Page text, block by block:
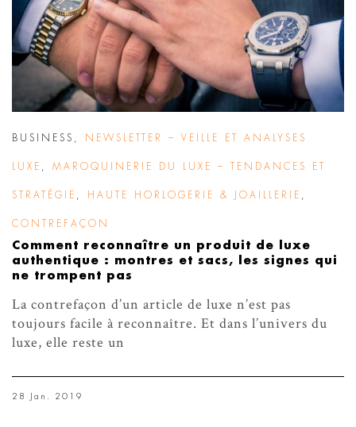
BUSINESS NEWSLETTER – VEILLE ET ANALYSES
LUXE MAROQUINERIE DU LUXE – TENDANCES ET
STRATÉGIE HAUTE HORLOGERIE & JOAILLERIE
CONTREFAÇON
Comment reconnaître un produit de luxe
authentique : montres et sacs, les signes qui
ne trompent pas
La contrefaçon d’un article de luxe n’est pas
toujours facile à reconnaître. Et dans l’univers du
luxe, elle reste un
28 Jan. 2019